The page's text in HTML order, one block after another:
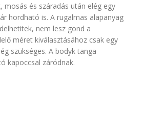
mosás és száradás után elég egy
hordható is. A rugalmas alapanyag
nem lesz gond a
méret kiválasztásához csak egy
szükséges. A bodyk tanga
kapoccsal záródnak.